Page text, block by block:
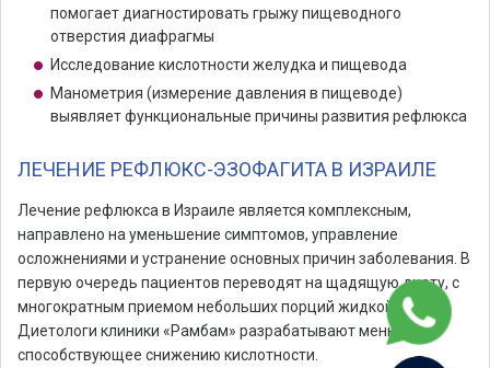
помогает диагностировать грыжу пищеводного
отверстия диафрагмы
Исследование кислотности желудка и пищевода
Манометрия (измерение давления в пищеводе)
выявляет функциональные причины развития рефлюкса
ЛЕЧЕНИЕ РЕФЛЮКС-ЭЗОФАГИТА В ИЗРАИЛЕ
Лечение рефлюкса в Израиле является комплексным,
направлено на уменьшение симптомов, управление
осложнениями и устранение основных причин заболевания. В
первую очередь пациентов переводят на щадящую диету, с
многократным приемом небольших порций жидкой пищи.
Диетологи клиники «Рамбам» разрабатывают меню,
способствующее снижению кислотности.